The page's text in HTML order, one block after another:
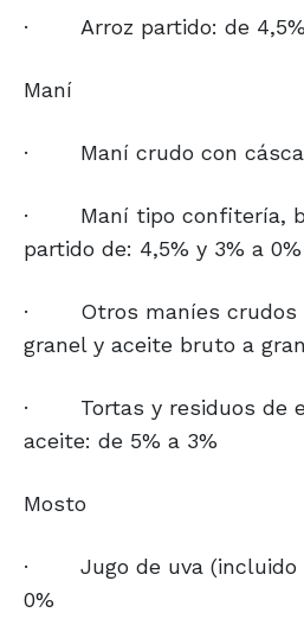
· Arroz partido: de
Maní
· Maní crudo con
·
Maní tipo confitería,
partido de: 4,5% y 3% a 0%
·
Otros maníes crudos
granel y aceite bruto a
·
Tortas y residuos de
aceite: de 5% a 3%
Mosto
·
Jugo de uva
0%